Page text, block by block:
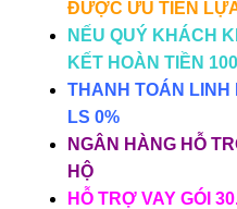
ĐƯỢC ƯU TIÊN
NẾU QUÝ KHÁCH
KẾT HOÀN TIỀN
THANH TOÁN LINH
LS 0%
NGÂN HÀNG HỖ
HỘ
HỖ TRỢ VAY GÓI